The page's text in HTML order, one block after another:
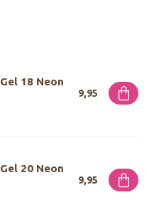
18 Neon
9,95
20 Neon
9,95